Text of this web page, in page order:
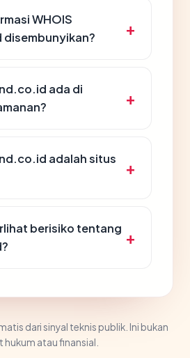
WHOIS
ada di
adalah situs
berisiko tentang
dari sinyal teknis publik. Ini bukan
hukum atau finansial.